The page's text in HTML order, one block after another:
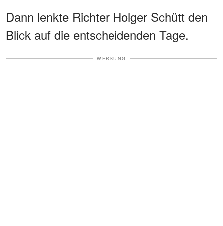
Dann lenkte Richter Holger Schütt den
Blick auf die entscheidenden Tage.
WERBUNG